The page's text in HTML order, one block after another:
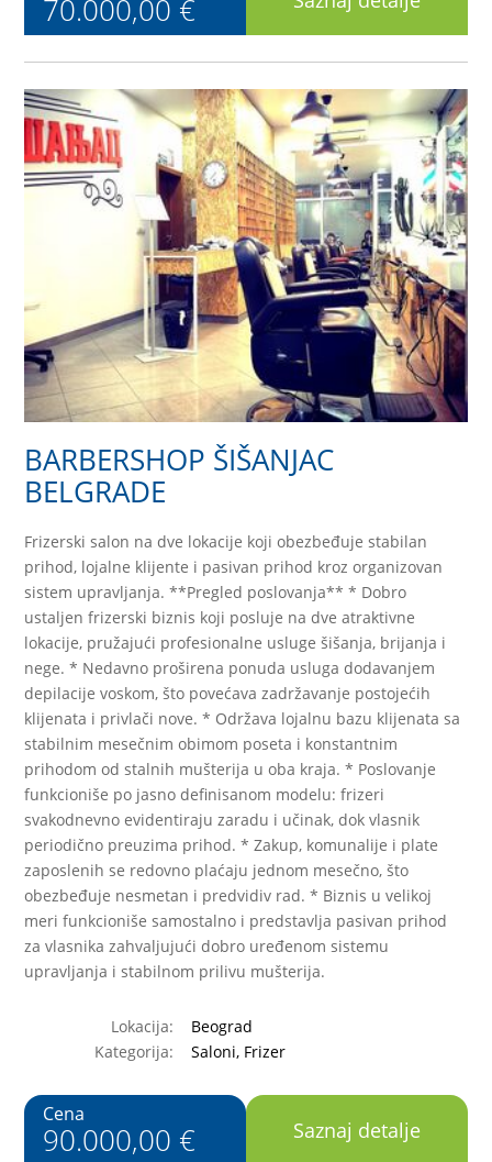
70.000,00 €
BARBERSHOP ŠIŠANJAC
BELGRADE
Frizerski salon na dve lokacije koji obezbeđuje stabilan
prihod, lojalne klijente i pasivan prihod kroz organizovan
sistem upravljanja. **Pregled poslovanja** * Dobro
ustaljen frizerski biznis koji posluje na dve atraktivne
lokacije, pružajući profesionalne usluge šišanja, brijanja i
nege. * Nedavno proširena ponuda usluga dodavanjem
depilacije voskom, što povećava zadržavanje postojećih
klijenata i privlači nove. * Održava lojalnu bazu klijenata sa
stabilnim mesečnim obimom poseta i konstantnim
prihodom od stalnih mušterija u oba kraja. * Poslovanje
funkcioniše po jasno definisanom modelu: frizeri
svakodnevno evidentiraju zaradu i učinak, dok vlasnik
periodično preuzima prihod. * Zakup, komunalije i plate
zaposlenih se redovno plaćaju jednom mesečno, što
obezbeđuje nesmetan i predvidiv rad. * Biznis u velikoj
meri funkcioniše samostalno i predstavlja pasivan prihod
za vlasnika zahvaljujući dobro uređenom sistemu
upravljanja i stabilnom prilivu mušterija.
Lokacija:
Beograd
Kategorija:
Saloni, Frizer
Cena
90.000,00 € Saznaj detalje